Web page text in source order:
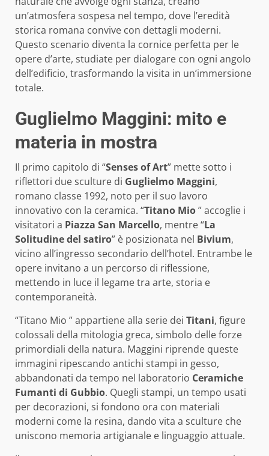
un’atmosfera sospesa nel tempo, dove l’eredità
storica romana convive con dettagli moderni.
Questo scenario diventa la cornice perfetta per le
opere d’arte, studiate per dialogare con ogni angolo
dell’edificio, trasformando la visita in un’immersione
totale.
Guglielmo Maggini: mito e
materia in mostra
Il primo capitolo di “Senses of Art” mette sotto i
riflettori due sculture di Guglielmo Maggini,
romano classe 1992, noto per il suo lavoro
innovativo con la ceramica. “Titano Mio” accoglie i
visitatori a Piazza San Marcello, mentre “La
Solitudine del satiro” è posizionata nel Bivium,
vicino all’ingresso secondario dell’hotel. Entrambe le
opere invitano a un percorso di riflessione,
mettendo in luce il legame tra arte, storia e
contemporaneità.
“Titano Mio ” appartiene alla serie dei Titani, figure
colossali della mitologia greca, simbolo delle forze
primordiali della natura. Maggini riprende queste
immagini ripescando antichi stampi in gesso,
abbandonati da tempo nel laboratorio Ceramiche
Fumanti di Gubbio. Quegli stampi, un tempo usati
per decorazioni, si fondono ora con materiali
moderni come la resina, dando vita a sculture che
uniscono memoria artigianale e linguaggio attuale.